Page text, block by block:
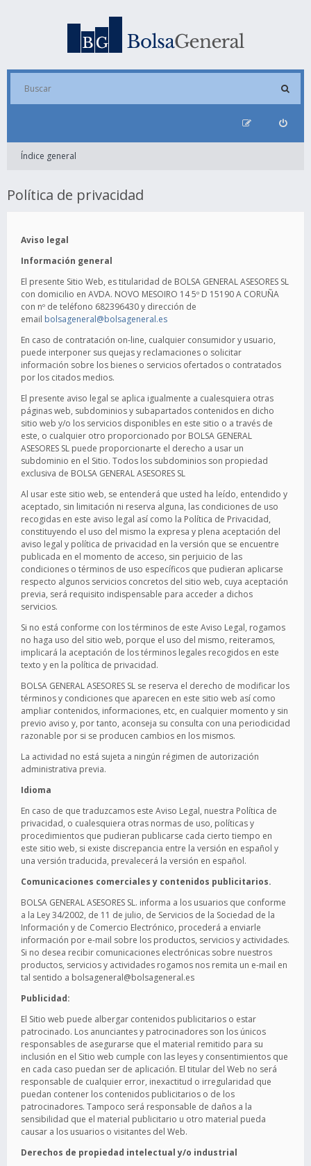
Índice general
Política de privacidad
Aviso legal
Información general
El presente Sitio Web, es titularidad de BOLSA GENERAL ASESORES SL
con domicilio en AVDA. NOVO MESOIRO 14 5º D 15190 A CORUÑA
con nº de teléfono 682396430 y dirección de
email bolsageneral@bolsageneral.es
En caso de contratación on-line, cualquier consumidor y usuario,
puede interponer sus quejas y reclamaciones o solicitar
información sobre los bienes o servicios ofertados o contratados
por los citados medios.
El presente aviso legal se aplica igualmente a cualesquiera otras
páginas web, subdominios y subapartados contenidos en dicho
sitio web y/o los servicios disponibles en este sitio o a través de
este, o cualquier otro proporcionado por BOLSA GENERAL
ASESORES SL puede proporcionarte el derecho a usar un
subdominio en el Sitio. Todos los subdominios son propiedad
exclusiva de BOLSA GENERAL ASESORES SL
Al usar este sitio web, se entenderá que usted ha leído, entendido y
aceptado, sin limitación ni reserva alguna, las condiciones de uso
recogidas en este aviso legal así como la Política de Privacidad,
constituyendo el uso del mismo la expresa y plena aceptación del
aviso legal y política de privacidad en la versión que se encuentre
publicada en el momento de acceso, sin perjuicio de las
condiciones o términos de uso específicos que pudieran aplicarse
respecto algunos servicios concretos del sitio web, cuya aceptación
previa, será requisito indispensable para acceder a dichos
servicios.
Si no está conforme con los términos de este Aviso Legal, rogamos
no haga uso del sitio web, porque el uso del mismo, reiteramos,
implicará la aceptación de los términos legales recogidos en este
texto y en la política de privacidad.
BOLSA GENERAL ASESORES SL se reserva el derecho de modificar los
términos y condiciones que aparecen en este sitio web así como
ampliar contenidos, informaciones, etc, en cualquier momento y sin
previo aviso y, por tanto, aconseja su consulta con una periodicidad
razonable por si se producen cambios en los mismos.
La actividad no está sujeta a ningún régimen de autorización
administrativa previa.
Idioma
En caso de que traduzcamos este Aviso Legal, nuestra Política de
privacidad, o cualesquiera otras normas de uso, políticas y
procedimientos que pudieran publicarse cada cierto tiempo en
este sitio web, si existe discrepancia entre la versión en español y
una versión traducida, prevalecerá la versión en español.
Comunicaciones comerciales y contenidos publicitarios.
BOLSA GENERAL ASESORES SL. informa a los usuarios que conforme
a la Ley 34/2002, de 11 de julio, de Servicios de la Sociedad de la
Información y de Comercio Electrónico, procederá a enviarle
información por e-mail sobre los productos, servicios y actividades.
Si no desea recibir comunicaciones electrónicas sobre nuestros
productos, servicios y actividades rogamos nos remita un e-mail en
tal sentido a bolsageneral@bolsageneral.es
Publicidad:
El Sitio web puede albergar contenidos publicitarios o estar
patrocinado. Los anunciantes y patrocinadores son los únicos
responsables de asegurarse que el material remitido para su
inclusión en el Sitio web cumple con las leyes y consentimientos que
en cada caso puedan ser de aplicación. El titular del Web no será
responsable de cualquier error, inexactitud o irregularidad que
puedan contener los contenidos publicitarios o de los
patrocinadores. Tampoco será responsable de daños a la
sensibilidad que el material publicitario u otro material pueda
causar a los usuarios o visitantes del Web.
Derechos de propiedad intelectual y/o industrial